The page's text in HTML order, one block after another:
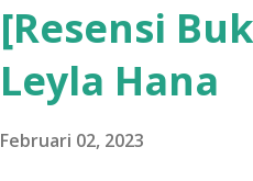
[Resensi
Leyla Hana
Februari 02, 2023